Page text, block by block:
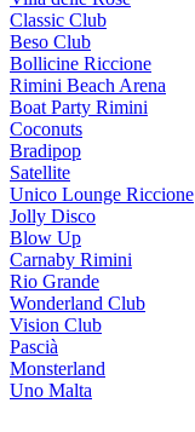
Classic Club
Beso Club
Bollicine Riccione
Rimini Beach Arena
Boat Party Rimini
Coconuts
Bradipop
Satellite
Unico Lounge Riccione
Jolly Disco
Blow Up
Carnaby Rimini
Rio Grande
Wonderland Club
Vision Club
Pascià
Monsterland
Uno Malta